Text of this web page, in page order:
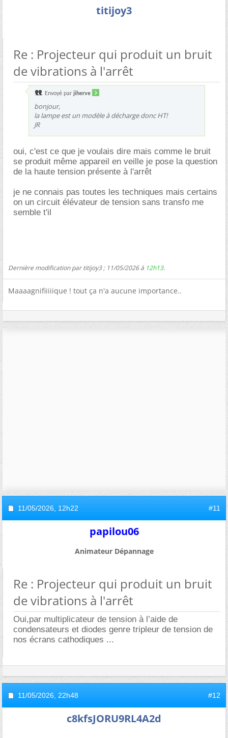
titijoy3
Re : Projecteur qui produit un bruit
de vibrations à l'arrêt
Envoyé par jiherve
bonjour,
la lampe est un modèle à décharge donc HT!
JR
oui, c'est ce que je voulais dire mais comme le bruit
se produit même appareil en veille je pose la question
de la haute tension présente à l'arrêt
je ne connais pas toutes les techniques mais certains
on un circuit élévateur de tension sans transfo me
semble t'il
Dernière modification par titijoy3 ; 11/05/2026 à 12h13.
Maaaagnifiiiiique ! tout ça n'a aucune importance..
11/05/2026, 12h22 #11
papilou06
Animateur Dépannage
Re : Projecteur qui produit un bruit
de vibrations à l'arrêt
Oui,par multiplicateur de tension à l’aide de
condensateurs et diodes genre tripleur de tension de
nos écrans cathodiques ...
11/05/2026, 22h48 #12
c8kfsJORU9RL4A2d